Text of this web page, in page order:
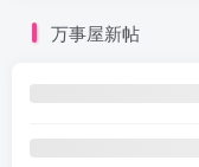
万事屋新帖